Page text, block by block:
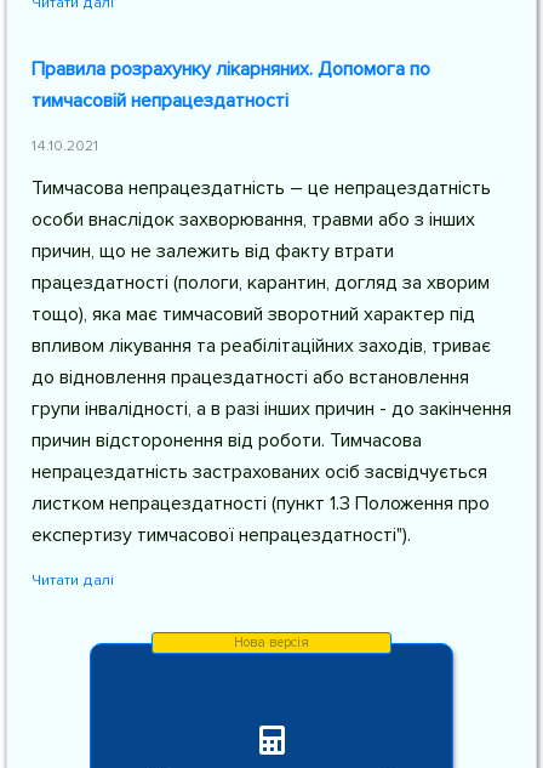
Правила розрахунку лікарняних. Допомога по
тимчасовій непрацездатності
14.10.2021
Тимчасова непрацездатність – це непрацездатність
особи внаслідок захворювання, травми або з інших
причин, що не залежить від факту втрати
працездатності (пологи, карантин, догляд за хворим
тощо), яка має тимчасовий зворотний характер під
впливом лікування та реабілітаційних заходів, триває
до відновлення працездатності або встановлення
групи інвалідності, а в разі інших причин - до закінчення
причин відсторонення від роботи. Тимчасова
непрацездатність застрахованих осіб засвідчується
листком непрацездатності (пункт 1.3 Положення про
експертизу тимчасової непрацездатності").
Читати далі